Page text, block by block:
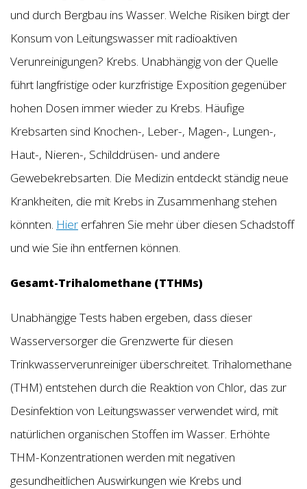
und durch Bergbau ins Wasser. Welche Risiken birgt der
Konsum von Leitungswasser mit radioaktiven
Verunreinigungen? Krebs. Unabhängig von der Quelle
führt langfristige oder kurzfristige Exposition gegenüber
hohen Dosen immer wieder zu Krebs. Häufige
Krebsarten sind Knochen-, Leber-, Magen-, Lungen-,
Haut-, Nieren-, Schilddrüsen- und andere
Gewebekrebsarten. Die Medizin entdeckt ständig neue
Krankheiten, die mit Krebs in Zusammenhang stehen
könnten. Hier erfahren Sie mehr über diesen Schadstoff
und wie Sie ihn entfernen können.
Gesamt-Trihalomethane (TTHMs)
Unabhängige Tests haben ergeben, dass dieser
Wasserversorger die Grenzwerte für diesen
Trinkwasserverunreiniger überschreitet. Trihalomethane
(THM) entstehen durch die Reaktion von Chlor, das zur
Desinfektion von Leitungswasser verwendet wird, mit
natürlichen organischen Stoffen im Wasser. Erhöhte
THM-Konzentrationen werden mit negativen
gesundheitlichen Auswirkungen wie Krebs und